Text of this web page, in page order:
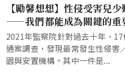
【勵馨想想】性侵受害兒
——我們都能成為關鍵的重
2021年監察院針對過去十年、
通案調查，發現最常發生性侵害
園與安置機構。其中一件是...